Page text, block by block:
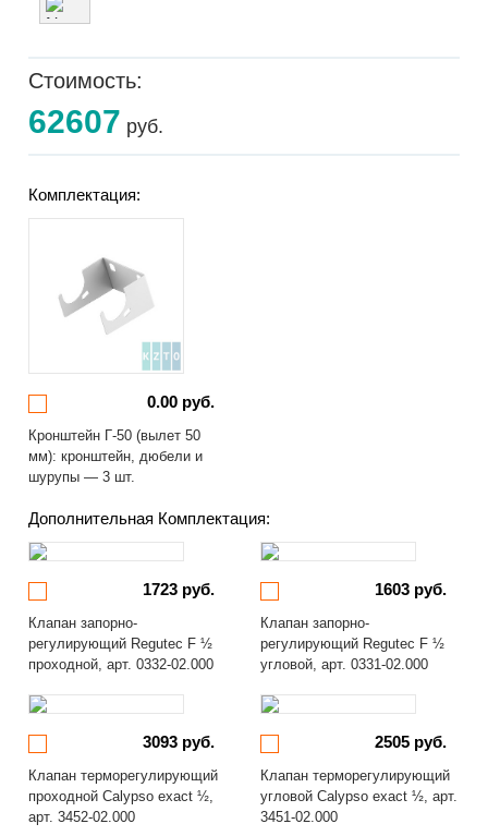
Стоимость:
62607 руб.
Комплектация:
0.00 руб.
Кронштейн Г-50 (вылет 50
мм): кронштейн, дюбели и
шурупы — 3 шт.
Дополнительная Комплектация:
1723 руб.
Клапан запорно-
регулирующий Regutec F ½
проходной, арт. 0332-02.000
1603 руб.
Клапан запорно-
регулирующий Regutec F ½
угловой, арт. 0331-02.000
3093 руб.
Клапан терморегулирующий
проходной Calypso exact ½,
арт. 3452-02.000
2505 руб.
Клапан терморегулирующий
угловой Calypso exact ½, арт.
3451-02.000